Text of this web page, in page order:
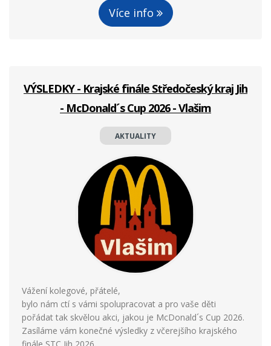
Více info
VÝSLEDKY - Krajské finále Středočeský kraj Jih
- McDonald´s Cup 2026 - Vlašim
AKTUALITY
Vážení kolegové, přátelé,
bylo nám ctí s vámi spolupracovat a pro vaše děti
pořádat tak skvělou akci, jakou je McDonald´s Cup 2026.
Zasíláme vám konečné výsledky z včerejšího krajského